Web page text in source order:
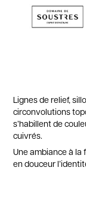
​​​​​​​Lignes de relief,
circonvolutions
s’habillent de
cuivrés.
Une ambiance à
en douceur